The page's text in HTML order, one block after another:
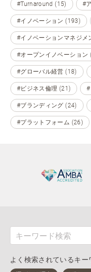
#Turnaround (15) #
#イノベーション (193)
#イノベーションマネジメ
#オープンイノベーション
#グローバル経営 (18)
#ビジネス倫理 (21)
#ブランディング (24)
#プラットフォーム (26)
よく検索されているキー